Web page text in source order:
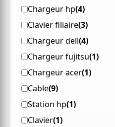
Chargeur hp(4)
Clavier filiaire(3)
Chargeur dell(4)
Chargeur fujitsu(1)
Chargeur acer(1)
Cable(9)
Station hp(1)
Clavier(1)